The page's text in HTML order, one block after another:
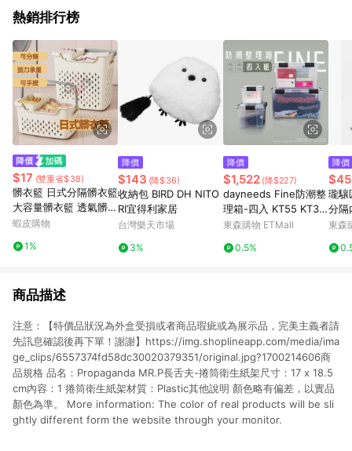
熱銷排行榜
$17 (雙重省$38)
髒衣籃 日式分隔髒衣籃
大容量髒衣籃 透氣髒衣
籃 洗衣籃 收納籃 收納
納 手提髒衣籃【PP26
蝦皮購物
1%
降價
$143 (降$36)
收納包 BIRD DH NITO
RI宜得利家居
台灣樂天市場
3%
降價
$1,522 (降$227)
dayneeds Fine防潮整
理箱-四入 KT55 KT35
LT20 KT10
東森購物 ETMall
0.5%
降價
瓏驤
分隔
東森
商品描述
注意：【特價品狀況為外盒受損或者商品瑕疵或為展示品，完美主義者請
先訊息確認後再下單！謝謝】https://img.shoplineapp.com/media/ima
ge_clips/6557374fd58dc30020379351/original.jpg?1700214606商
品規格 品名：Propaganda MR.P長舌夫-捲筒衛生紙架尺寸：17 x 18.5
cm內容：1 捲筒衛生紙架材質：Plastic其他說明 顏色略有偏差，以實品
顏色為準。 More information: The color of real products will be sli
ghtly different form the website through your monitor.